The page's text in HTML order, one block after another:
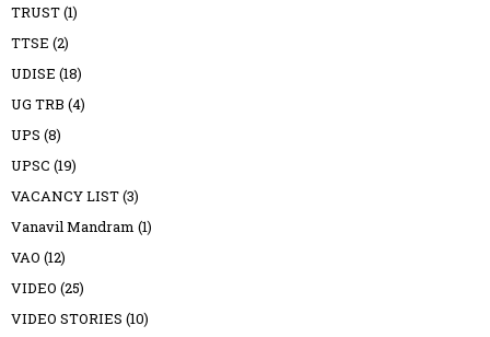
TRUST(1)
TTSE (2)
UDISE (18)
UG TRB (4)
UPS (8)
UPSC (19)
VACANCY LIST(3)
Vanavil Mandram (1)
VAO (12)
VIDEO (25)
VIDEO STORIES (10)